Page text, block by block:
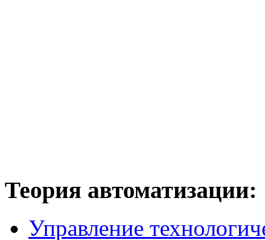
Теория автоматизации:
Управление